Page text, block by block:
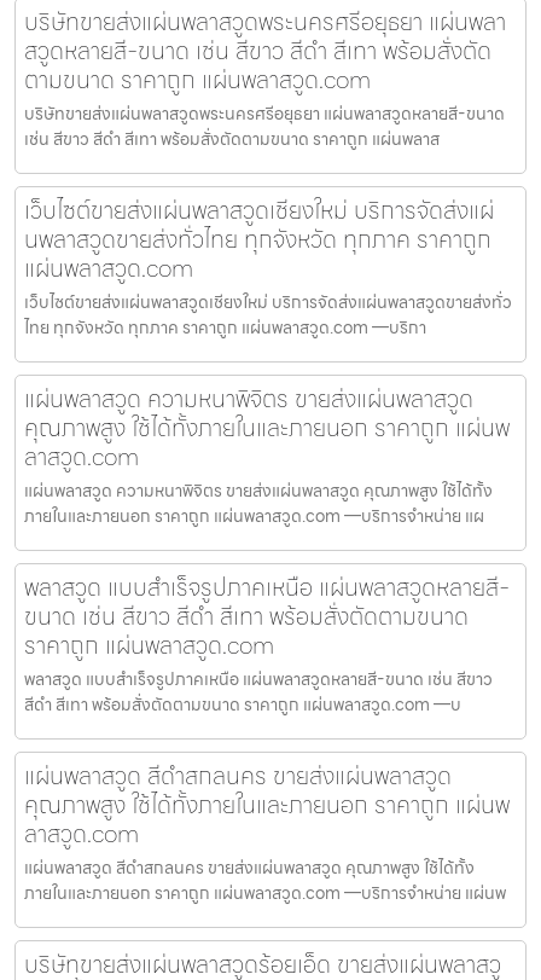
บริษัทขายส่งแผ่นพลาสวูดพระนครศรีอยุธยา แผ่นพลา
สวูดหลายสี-ขนาด เช่น สีขาว สีดำ สีเทา พร้อมสั่งตัด
ตามขนาด ราคาถูก แผ่นพลาสวูด.com
บริษัทขายส่งแผ่นพลาสวูดพระนครศรีอยุธยา แผ่นพลาสวูดหลายสี-ขนาด
เช่น สีขาว สีดำ สีเทา พร้อมสั่งตัดตามขนาด ราคาถูก แผ่นพลาส
เว็บไซต์ขายส่งแผ่นพลาสวูดเชียงใหม่ บริการจัดส่งแผ่
นพลาสวูดขายส่งทั่วไทย ทุกจังหวัด ทุกภาค ราคาถูก
แผ่นพลาสวูด.com
เว็บไซต์ขายส่งแผ่นพลาสวูดเชียงใหม่ บริการจัดส่งแผ่นพลาสวูดขายส่งทั่ว
ไทย ทุกจังหวัด ทุกภาค ราคาถูก แผ่นพลาสวูด.com —บริกา
แผ่นพลาสวูด ความหนาพิจิตร ขายส่งแผ่นพลาสวูด
คุณภาพสูง ใช้ได้ทั้งภายในและภายนอก ราคาถูก แผ่นพ
ลาสวูด.com
แผ่นพลาสวูด ความหนาพิจิตร ขายส่งแผ่นพลาสวูด คุณภาพสูง ใช้ได้ทั้ง
ภายในและภายนอก ราคาถูก แผ่นพลาสวูด.com —บริการจำหน่าย แผ
พลาสวูด แบบสำเร็จรูปภาคเหนือ แผ่นพลาสวูดหลายสี-
ขนาด เช่น สีขาว สีดำ สีเทา พร้อมสั่งตัดตามขนาด
ราคาถูก แผ่นพลาสวูด.com
พลาสวูด แบบสำเร็จรูปภาคเหนือ แผ่นพลาสวูดหลายสี-ขนาด เช่น สีขาว
สีดำ สีเทา พร้อมสั่งตัดตามขนาด ราคาถูก แผ่นพลาสวูด.com —บ
แผ่นพลาสวูด สีดำสกลนคร ขายส่งแผ่นพลาสวูด
คุณภาพสูง ใช้ได้ทั้งภายในและภายนอก ราคาถูก แผ่นพ
ลาสวูด.com
แผ่นพลาสวูด สีดำสกลนคร ขายส่งแผ่นพลาสวูด คุณภาพสูง ใช้ได้ทั้ง
ภายในและภายนอก ราคาถูก แผ่นพลาสวูด.com —บริการจำหน่าย แผ่นพ
บริษัทขายส่งแผ่นพลาสวูดร้อยเอ็ด ขายส่งแผ่นพลาสวู